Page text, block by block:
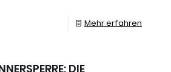
Mehr erfahren
DIE